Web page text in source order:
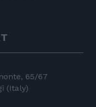
65/67
(Italy)